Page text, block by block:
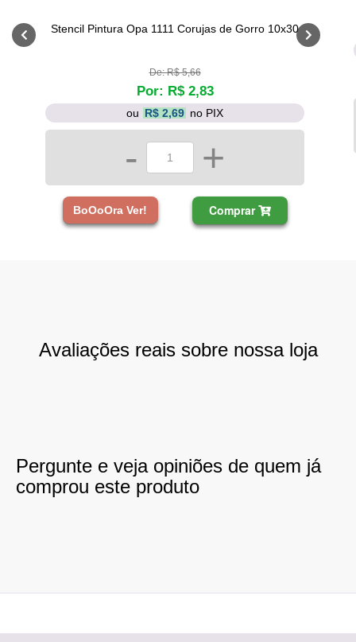
Stencil Pintura Opa 1111 Corujas de Gorro 10x30
De: R$ 5,66
Por: R$ 2,83
ou R$ 2,69 no PIX
- +
BoOoOra Ver! Comprar
Avaliações reais sobre nossa loja
Pergunte e veja opiniões de quem já
comprou este produto